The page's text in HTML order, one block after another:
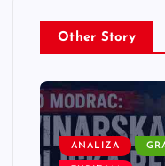
Other Story
ANALIZA